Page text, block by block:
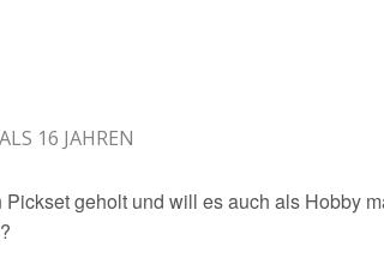
16 JAHREN
Pickset geholt und will es auch als Hobby